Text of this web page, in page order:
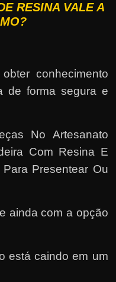
RESINA VALE A
conhecimento
de forma segura e
No Artesanato
Com Resina E
Presentear Ou
ainda com a opção
está caindo em um